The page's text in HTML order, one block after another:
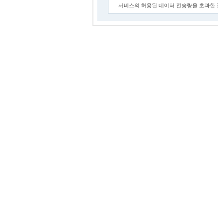
서비스의 허용된 데이터 전송량을 초과